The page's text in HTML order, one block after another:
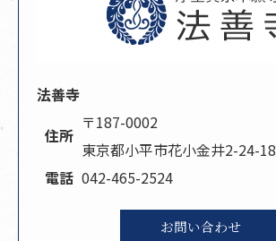
法善寺
住所
〒187-0002
東京都小平市花小金井2-24-18
電話 042-465-2524
お問い合わせ